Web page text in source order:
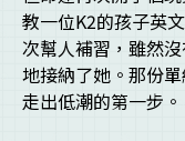
教一位K2的孩子英
次幫人補習，雖然
地接納了她。那份
走出低潮的第一步。